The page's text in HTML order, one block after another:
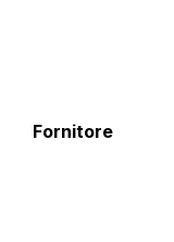
Fornitore